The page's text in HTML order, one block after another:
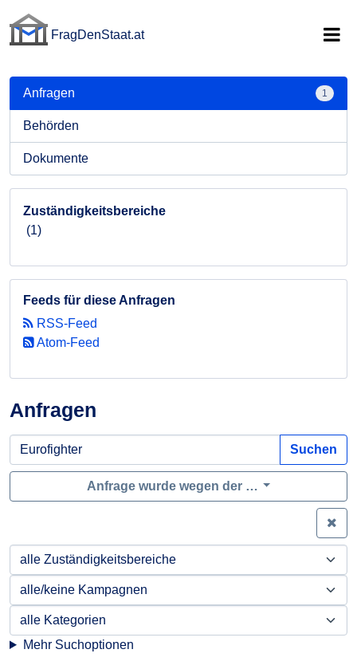
FragDenStaat.at
Anfragen
Suchen
Anfrage wurde wegen der …
Mehr Suchoptionen
Anfragen 1
Behörden
Dokumente
Zuständigkeitsbereiche
(1)
Feeds für diese Anfragen
RSS-Feed
Atom-Feed